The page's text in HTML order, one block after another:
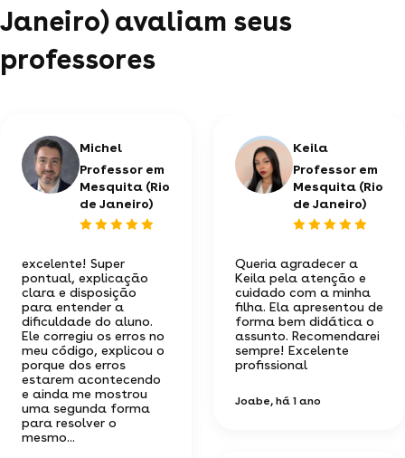
Janeiro) avaliam seus
professores
Michel
Professor em
Mesquita (Rio
de Janeiro)
excelente! Super
pontual, explicação
clara e disposição
para entender a
dificuldade do aluno.
Ele corregiu os erros no
meu código, explicou o
porque dos erros
estarem acontecendo
e ainda me mostrou
uma segunda forma
para resolver o
mesmo...
Keila
Professor em
Mesquita (Rio
de Janeiro)
Queria agradecer a
Keila pela atenção e
cuidado com a minha
filha. Ela apresentou de
forma bem didática o
assunto. Recomendarei
sempre! Excelente
profissional
Joabe, há 1 ano